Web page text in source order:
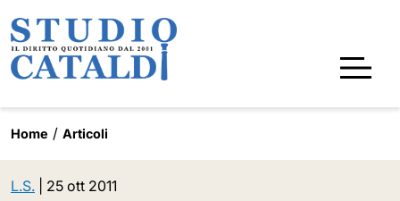
Home Articoli
L.S. 25 ott 2011